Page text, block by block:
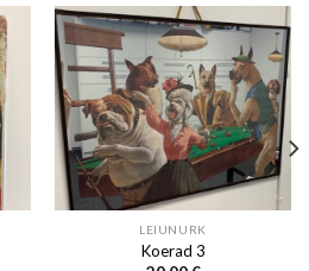
LEIUNURK
Koerad 3